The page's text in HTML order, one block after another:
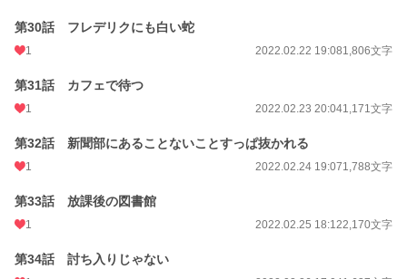
第30話 フレデリクにも白い蛇
1 2022.02.22 19:081,806文字
第31話 カフェで待つ
1 2022.02.23 20:041,171文字
第32話 新聞部にあることないことすっぱ抜かれる
1 2022.02.24 19:071,788文字
第33話 放課後の図書館
1 2022.02.25 18:122,170文字
第34話 討ち入りじゃない